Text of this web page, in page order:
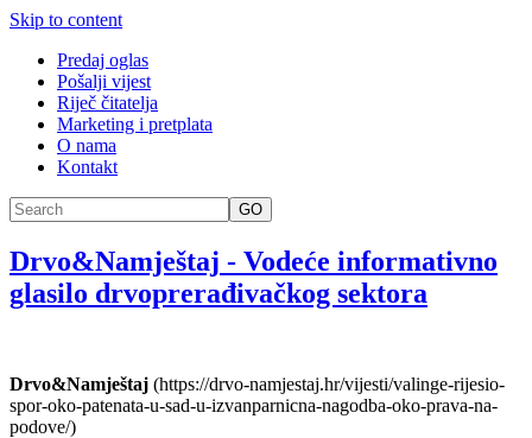
Skip to content
Predaj oglas
Pošalji vijest
Riječ čitatelja
Marketing i pretplata
O nama
Kontakt
GO
Drvo&Namještaj - Vodeće informativno
glasilo drvoprerađivačkog sektora
Drvo&Namještaj (https://drvo-namjestaj.hr/vijesti/valinge-rijesio-
spor-oko-patenata-u-sad-u-izvanparnicna-nagodba-oko-prava-na-
podove/)